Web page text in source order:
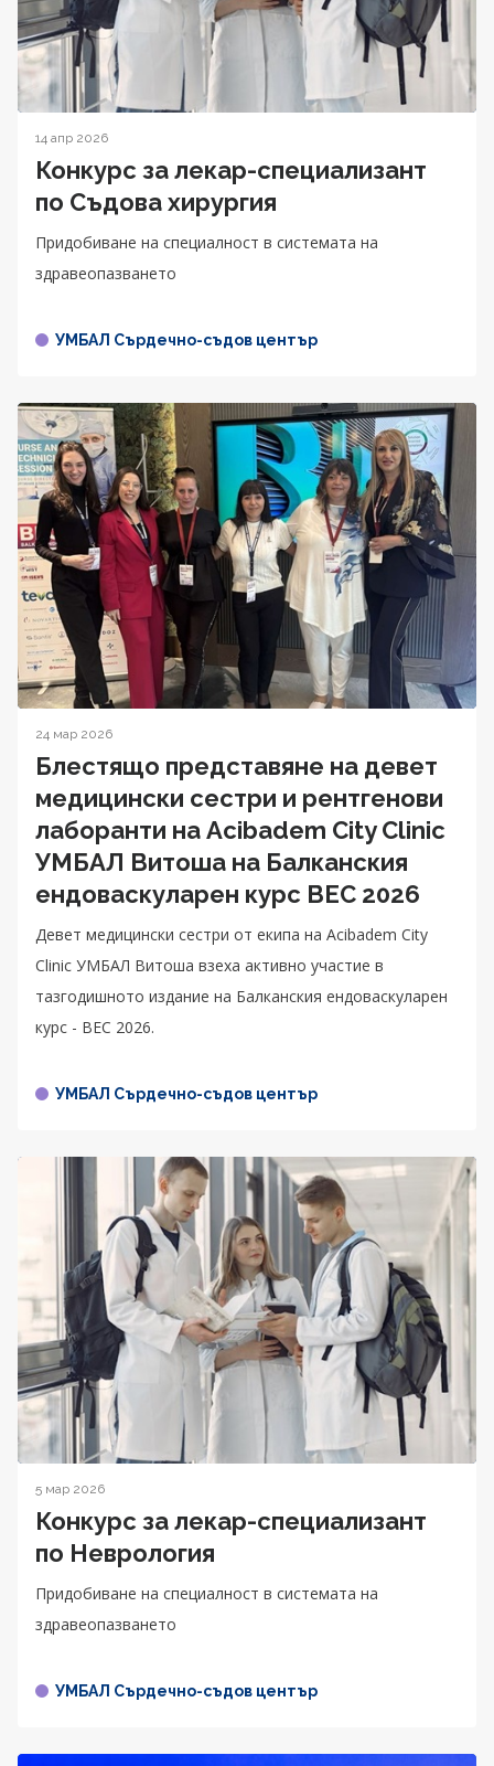
14 апр 2026
Конкурс за лекар-специализант
по Съдова хирургия
Придобиване на специалност в системата на
здравеопазването
УМБАЛ Сърдечно-съдов център
24 мар 2026
Блестящо представяне на девет
медицински сестри и рентгенови
лаборанти на Acibadem City Clinic
УМБАЛ Витоша на Балканския
ендоваскуларен курс BEC 2026
Девет медицински сестри от екипа на Acibadem City
Clinic УМБАЛ Витоша взеха активно участие в
тазгодишното издание на Балканския ендоваскуларен
курс - BEC 2026.
УМБАЛ Сърдечно-съдов център
5 мар 2026
Конкурс за лекар-специализант
по Неврология
Придобиване на специалност в системата на
здравеопазването
УМБАЛ Сърдечно-съдов център